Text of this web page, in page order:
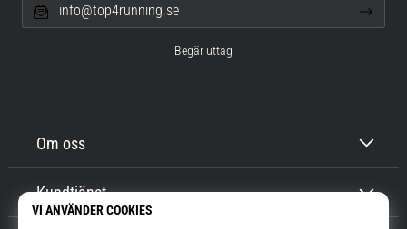
Om oss
Kundtjänst
info@top4running.se
Begär uttag